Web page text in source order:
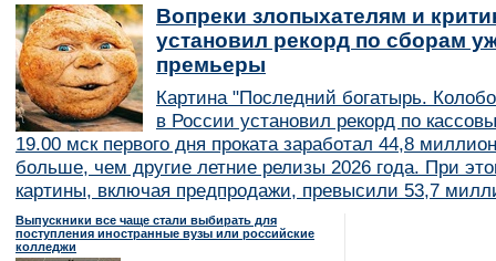
Вопреки злопыхателям и
установил рекорд по сборам
премьеры
Картина "Последний богатырь.
в России установил рекорд по
19.00 мск первого дня проката заработал 44,8
больше, чем другие летние релизы 2026 года. При
картины, включая предпродажи, превысили 53,7
Выпускники все чаще стали выбирать для
поступления иностранные вузы или российские
колледжи